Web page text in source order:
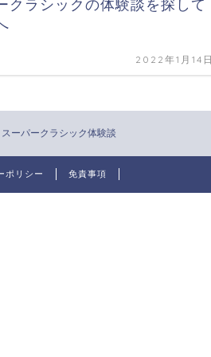
クラシックの体験談を探して
2022年1月14
スーパークラシック体験談
ポリシー 免責事項